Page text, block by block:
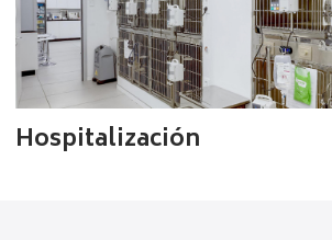
Hospitalización